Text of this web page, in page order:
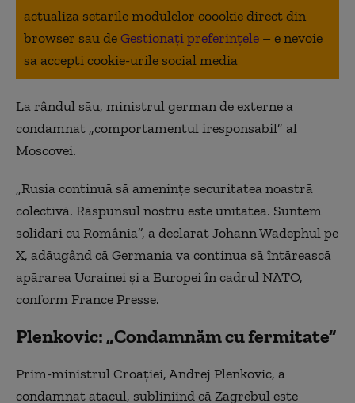
actualiza setarile modulelor coookie direct din
browser sau deGestionați preferințele – e nevoie
sa accepti cookie-urile social media
La rândul său, ministrul german de externe a
condamnat „comportamentul iresponsabil” al
Moscovei.
„Rusia continuă să ameninţe securitatea noastră
colectivă. Răspunsul nostru este unitatea. Suntem
solidari cu România”, a declarat Johann Wadephul pe
X, adăugând că Germania va continua să întărească
apărarea Ucrainei şi a Europei în cadrul NATO,
conform France Presse.
Plenkovic: „Condamnăm cu fermitate”
Prim-ministrul Croaţiei, Andrej Plenkovic, a
condamnat atacul, subliniind că Zagrebul este